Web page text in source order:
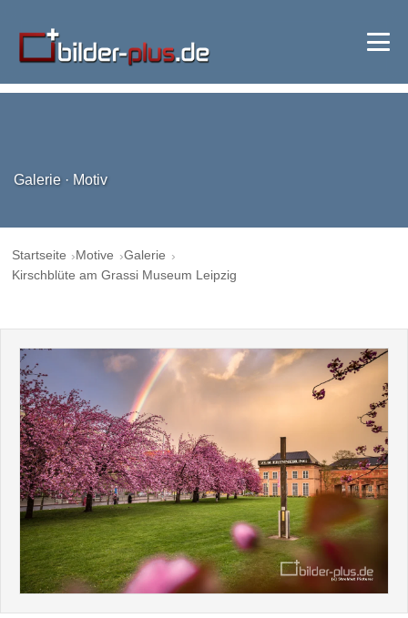
Galerie · Motiv
Startseite Motive
Galerie
Kirschblüte am Grassi Museum Leipzig